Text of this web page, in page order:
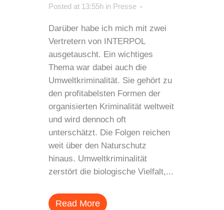
Posted at 13:55h in Presse
Darüber habe ich mich mit zwei
Vertretern von INTERPOL
ausgetauscht. Ein wichtiges
Thema war dabei auch die
Umweltkriminalität. Sie gehört zu
den profitabelsten Formen der
organisierten Kriminalität weltweit
und wird dennoch oft
unterschätzt. Die Folgen reichen
weit über den Naturschutz
hinaus. Umweltkriminalität
zerstört die biologische Vielfalt,...
Read More